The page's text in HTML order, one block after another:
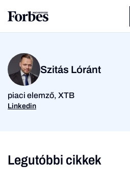
Szitás Lóránt
piaci elemző, XTB
Linkedin
Legutóbbi cikkek